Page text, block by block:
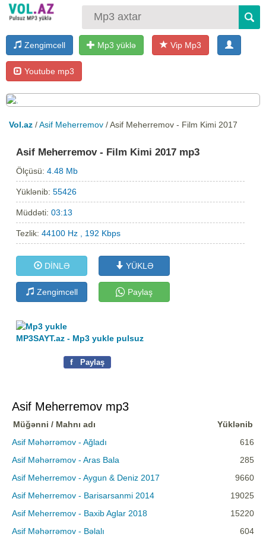
Zengimcell Mp3 yüklə Vip Mp3
Youtube mp3
Vol.az /Asif Meherremov / Asif Meherremov - Film Kimi 2017
Asif Meherremov - Film Kimi 2017 mp3
Ölçüsü:4.48 Mb
Yüklənib:55426
Müddəti:03:13
Tezlik:44100 Hz , 192 Kbps
DİNLƏ YÜKLƏ
Zengimcell Paylaş
MP3SAYT.az - Mp3 yukle pulsuz
f Paylaş
Asif Meherremov mp3
Müğənni / Mahnı adı
Yüklənib
Asif Məhərrəmov - Ağladı
616
Asif Məhərrəmov - Aras Bala
285
Asif Meherremov - Aygun & Deniz 2017
9660
Asif Meherremov - Barisarsanmi 2014
19025
Asif Meherremov - Baxib Aglar 2018
15220
Asif Məhərrəmov - Bəlalı
604